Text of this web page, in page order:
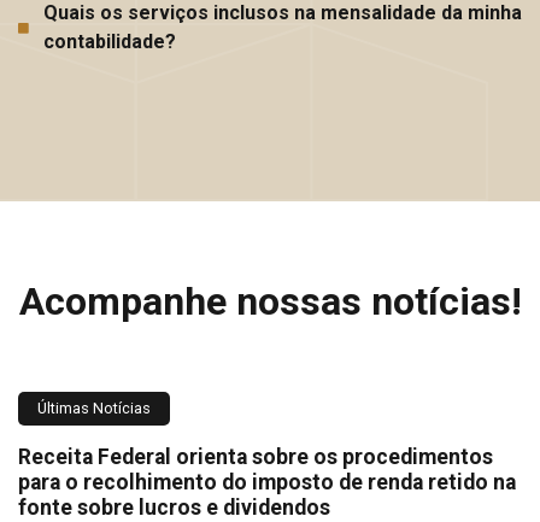
Quais os serviços inclusos na mensalidade da minha
contabilidade?
Acompanhe nossas notícias!
Últimas Notícias
Receita Federal orienta sobre os procedimentos
para o recolhimento do imposto de renda retido na
fonte sobre lucros e dividendos